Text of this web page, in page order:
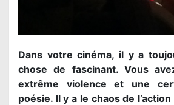
Dans votre cinéma, il y a
chose de fascinant. Vous
extrême violence et une
poésie. Il y a le chaos de